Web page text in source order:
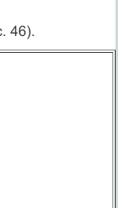
46).